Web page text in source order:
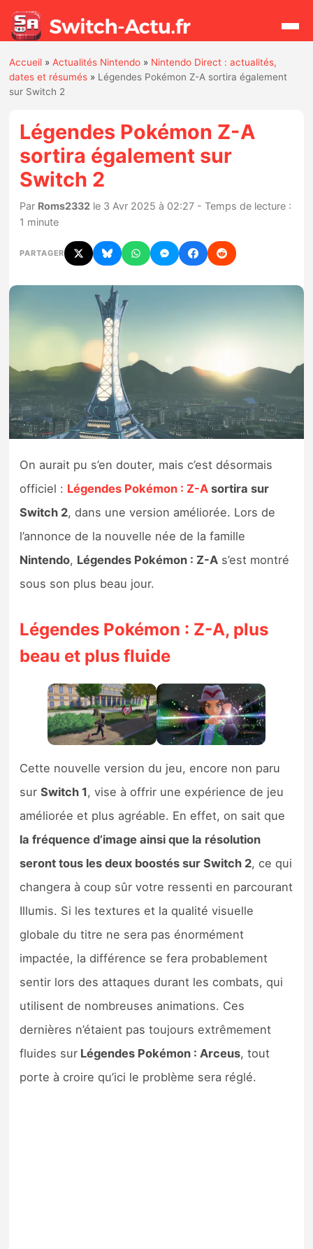
Rechercher
Actualités
Jeux
Hardware
Chiffres de ventes
Nintendo Direct
Tests et previews
Tests de jeux
Autres tests
Previews
Précommandes
Sorties de jeux
Bons plans
Guides
Accueil »Actualités Nintendo » Nintendo Direct : actualités,
dates et résumés » Légendes Pokémon Z-A sortira également
sur Switch 2
Légendes Pokémon Z-A
sortira également sur
Switch 2
Par Roms2332 le 3 Avr 2025 à 02:27 - Temps de lecture :
1 minute
PARTAGER
On aurait pu s’en douter, mais c’est désormais
officiel : Légendes Pokémon : Z-A sortira sur
Switch 2, dans une version améliorée. Lors de
l’annonce de la nouvelle née de la famille
Nintendo, Légendes Pokémon : Z-A s’est montré
sous son plus beau jour.
Légendes Pokémon : Z-A, plus
beau et plus fluide
Cette nouvelle version du jeu, encore non paru
surSwitch 1, vise à offrir une expérience de jeu
améliorée et plus agréable. En effet, on sait que
la fréquence d’image ainsi que la résolution
seront tous les deux boostés sur Switch 2, ce qui
changera à coup sûr votre ressenti en parcourant
Illumis. Si les textures et la qualité visuelle
globale du titre ne sera pas énormément
impactée, la différence se fera probablement
sentir lors des attaques durant les combats, qui
utilisent de nombreuses animations. Ces
dernières n’étaient pas toujours extrêmement
fluides sur Légendes Pokémon : Arceus, tout
porte à croire qu’ici le problème sera réglé.